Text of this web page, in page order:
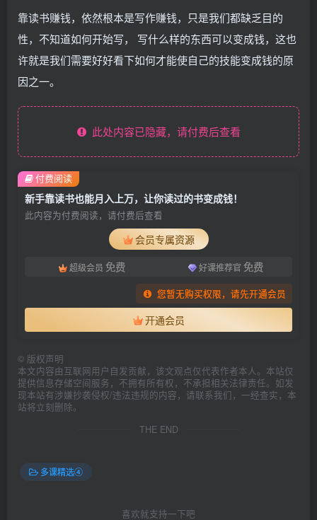
靠读书赚钱，依然根本是写作赚钱，只是我们都缺乏目的
性，不知道如何开始写， 写什么样的东西可以变成钱，这也
许就是我们需要好好看下如何才能使自己的技能变成钱的原
因之一。
此处内容已隐藏，请付费后查看
新手靠读书也能月入上万，让你读过的书变成钱！
此内容为付费阅读，请付费后查看
会员专属资源
超级会员 免费 好课推荐官 免费
您暂无购买权限，请先开通会员
开通会员
付费阅读
© 版权声明
本文内容由互联网用户自发贡献，该文观点仅代表作者本人。本站仅
提供信息存储空间服务，不拥有所有权，不承担相关法律责任。如发
现本站有涉嫌抄袭侵权/违法违规的内容，请联系我们，一经查实，本
站将立刻删除。
THE END
多课精选④
喜欢就支持一下吧